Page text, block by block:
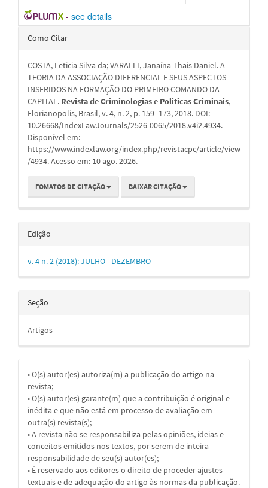
- see details
Detalhes
artigo
Como Citar
COSTA, Leticia Silva da; VARALLI, Janaína Thais Daniel. A
TEORIA DA ASSOCIAÇÃO DIFERENCIAL E SEUS ASPECTOS
INSERIDOS NA FORMAÇÃO DO PRIMEIRO COMANDO DA
CAPITAL. Revista de Criminologias e Politicas Criminais,
Florianopolis, Brasil, v. 4, n. 2, p. 159–173, 2018. DOI:
10.26668/IndexLawJournals/2526-0065/2018.v4i2.4934.
Disponível em:
https://www.indexlaw.org/index.php/revistacpc/article/view
/4934. Acesso em: 10 ago. 2026.
FOMATOS DE CITAÇÃO BAIXAR CITAÇÃO
Edição
v. 4 n. 2 (2018): JULHO - DEZEMBRO
Seção
Artigos
• O(s) autor(es) autoriza(m) a publicação do artigo na
revista;
• O(s) autor(es) garante(m) que a contribuição é original e
inédita e que não está em processo de avaliação em
outra(s) revista(s);
• A revista não se responsabiliza pelas opiniões, ideias e
conceitos emitidos nos textos, por serem de inteira
responsabilidade de seu(s) autor(es);
• É reservado aos editores o direito de proceder ajustes
textuais e de adequação do artigo às normas da publicação.